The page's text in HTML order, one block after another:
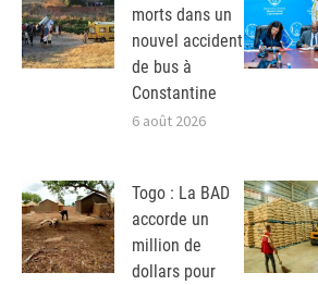
morts dans un
nouvel accident
de bus à
Constantine
6 août 2026
Togo : La BAD
accorde un
million de
dollars pour